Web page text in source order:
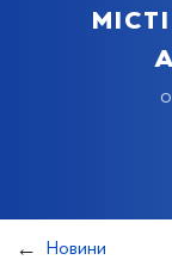
Новини